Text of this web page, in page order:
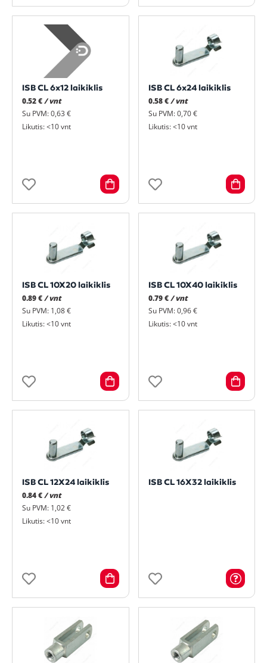
ISB CL 6x12 laikiklis
0.52 €/ vnt
Su PVM: 0,63 €
Likutis: <10 vnt
ISB CL 6x24 laikiklis
0.58 € / vnt
Su PVM: 0,70 €
Likutis: <10 vnt
ISB CL 10X20 laikiklis
0.89 €/ vnt
Su PVM: 1,08 €
Likutis: <10 vnt
ISB CL 10X40 laikiklis
0.79 € / vnt
Su PVM: 0,96 €
Likutis: <10 vnt
ISB CL 12X24 laikiklis
0.84 €/ vnt
Su PVM: 1,02 €
Likutis: <10 vnt
ISB CL 16X32 laikiklis